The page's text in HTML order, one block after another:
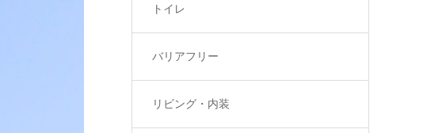
トイレ
バリアフリー
リビング・内装